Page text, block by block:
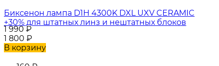
Биксенон лампа D1H 4300K DXL UXV CERAMIC
+30% для штатных линз и нештатных блоков
1 990₽
1 800 ₽
В корзину